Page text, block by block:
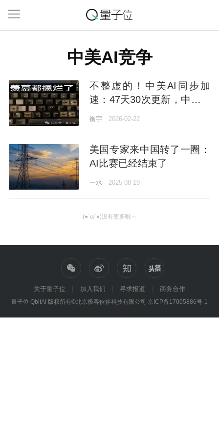
中美AI竞争
不整虚的！中美AI同步加
速：47天30次更新，中国AI
的最强主场究竟在哪？
衡宇 2026-02-22
美国专家来中国转了一圈：
AI比赛已经结束了
一水 2025-08-19
(●`ω`●)没有更多啦～
关于量子位 加入我们 寻求报道
商务合作
量子位 QbitAI 版权所有©北京极客伙伴科技有限公司 京ICP备17005886号-1